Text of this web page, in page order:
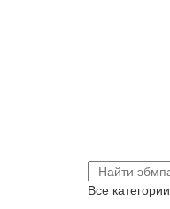
Все категории